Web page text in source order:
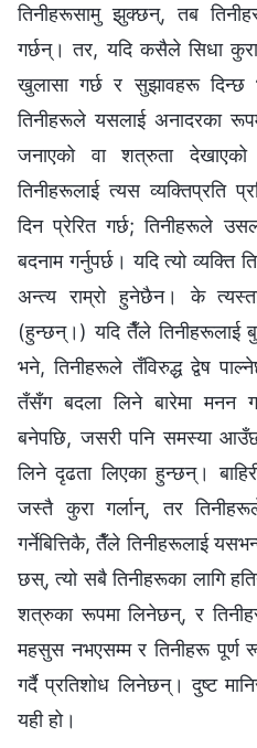
तिनीहरूसामु झुक्छन्, तब
गर्छन्। तर, यदि कसैले सिधा
खुलासा गर्छ र सुझावहरू
तिनीहरूले यसलाई अनादरका
जनाएको वा शत्रुता
तिनीहरूलाई त्यस व्यक्तिप्रति
दिन प्रेरित गर्छ; तिनीहरूले
बदनाम गर्नुपर्छ। यदि त्यो व्यक्ति
अन्त्य राम्रो हुनेछैन। के
(हुन्छन्।) यदि तैँले तिनीहरूलाई
भने, तिनीहरूले तँविरुद्ध द्वेष
तँसँग बदला लिने बारेमा मनन
बनेपछि, जसरी पनि समस्या
लिने दृढता लिएका हुन्छन्।
जस्तै कुरा गर्लान्, तर
गर्नेबित्तिकै, तैँले तिनीहरूलाई
छस्, त्यो सबै तिनीहरूका लागि
शत्रुका रूपमा लिनेछन्, र
महसुस नभएसम्म र तिनीहरू पूर्ण
गर्दै प्रतिशोध लिनेछन्। दुष्ट
यही हो।